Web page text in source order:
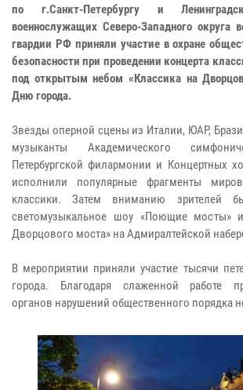
по г.Санкт-Петербургу и
военнослужащих Северо-Западного округа
гвардии РФ приняли участие в охране
безопасности при проведении концерта
под открытым небом «Классика на
Дню города.
Звезды оперной сцены из Италии, ЮАР,
музыканты Академического
Петербургской филармонии и Концертных
исполнили популярные фрагменты
классики. Затем вниманию зрителей
светомузыкальное шоу «Поющие мосты»
Дворцового моста» на Адмиралтейской
В мероприятии приняли участие тысячи
города. Благодаря слаженной работе
органов нарушений общественного порядка